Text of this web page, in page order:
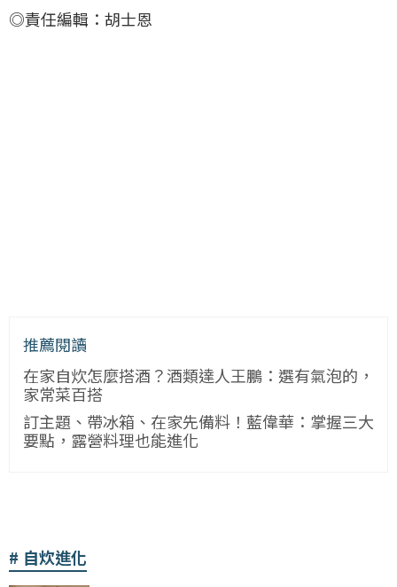
◎責任編輯：胡士恩
推薦閱讀
在家自炊怎麼搭酒？酒類達人王鵬：選有氣泡的，
家常菜百搭
訂主題、帶冰箱、在家先備料！藍偉華：掌握三大
要點，露營料理也能進化
自炊進化